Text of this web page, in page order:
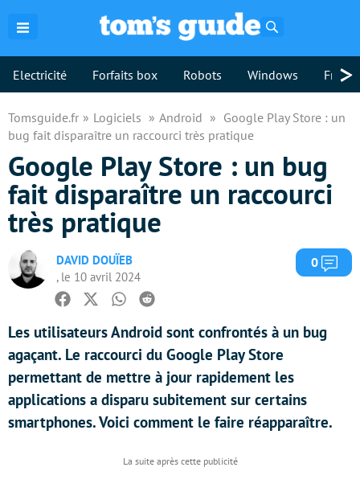
Electricité Forfaits box Robots Windows >
Tomsguide.fr Logiciels Android
Google Play Store : un
bug fait disparaître un raccourci très pratique
Google Play Store : un bug
fait disparaître un raccourci
très pratique
DAVID DOUÏEB
, le 10 avril 2024
0
Facebook
TwitterWhatsapp
Reddit
Les utilisateurs Android sont confrontés à un bug
agaçant. Le raccourci du Google Play Store
permettant de mettre à jour rapidement les
applications a disparu subitement sur certains
smartphones. Voici comment le faire réapparaître.